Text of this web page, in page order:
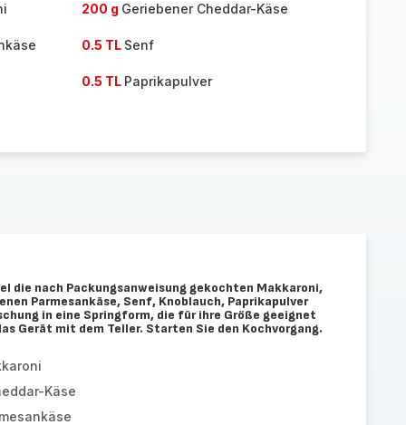
200 g Geriebener Cheddar-Käse
0.5 TL Senf
0.5 TL Paprikapulver
die nach Packungsanweisung gekochten Makkaroni,
Parmesankäse, Senf, Knoblauch, Paprikapulver
in eine Springform, die für ihre Größe geeignet
Gerät mit dem Teller. Starten Sie den Kochvorgang.
Käse